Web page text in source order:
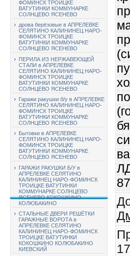
ФОМИНСК ТРОИЦКЕ
ВАТУТИНКИ КОММУНАРКЕ
СОЛНЦЕВО ЯСЕНЕВО
дрова берёзовые в АПРЕЛЕВКЕ
СЕЛЯТИНО КАЛИНИНЕЦ НАРО-
ФОМИНСК ТРОИЦКЕ
ВАТУТИНКИ КОММУНАРКЕ
СОЛНЦЕВО ЯСЕНЕВО
ПЕРИЛА ИЗ НЕРЖАВЕЮЩЕЙ
СТАЛИ в АПРЕЛЕВКЕ
СЕЛЯТИНО КАЛИНИНЕЦ НАРО-
ФОМИНСК ТРОИЦКЕ
ВАТУТИНКИ КОММУНАРКЕ
СОЛНЦЕВО ЯСЕНЕВО
Гаражи ракушки б/у в АПРЕЛЕВКЕ
СЕЛЯТИНО КАЛИНИНЕЦ НАРО-
ФОМИНСК ТРОИЦКЕ
ВАТУТИНКИ КОММУНАРКЕ
СОЛНЦЕВО ЯСЕНЕВО
Бытовки в АПРЕЛЕВКЕ
СЕЛЯТИНО КАЛИНИНЕЦ НАРО-
ФОМИНСК ТРОИЦКЕ
ВАТУТИНКИ КОММУНАРКЕ
СОЛНЦЕВО ЯСЕНЕВО
ГАРАЖИ РАКУШКИ Б/У в
АПРЕЛЕВКЕ СЕЛЯТИНО
КАЛИНИНЕЦ НАРО-ФОМИНСК
ТРОИЦКЕ ВАТУТИНКИ
КОММУНАРКЕ СОЛНЦЕВО
ЯСЕНЕВО КОКОШКИНО
КОЛЮБАКИНО
СТАЛЬНЫЕ ДВЕРИ РЕШЁТКИ
ГАРАЖНЫЕ ВОРОТА в
АПРЕЛЕВКЕ СЕЛЯТИНО
КАЛИНИНЕЦ НАРО-ФОМИНСК
ТРОИЦКЕ ВАТУТИНКИ
КОКОШКИНО КОЛЮБАКИНО
КИЕВСКИЙ